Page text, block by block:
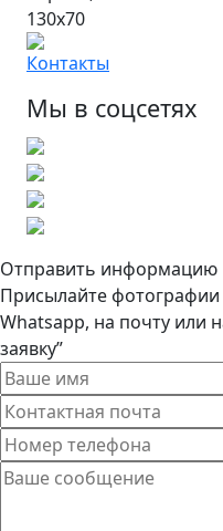
130х70
Контакты
Мы в соцсетях
Отправить информацию
Присылайте
Whatsapp, на почту или
заявку”